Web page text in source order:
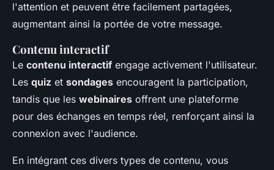
l'attention et peuvent être facilement partagées,
augmentant ainsi la portée de votre message.
Contenu interactif
Le contenu interactif engage activement l'utilisateur.
Les quiz et sondages encouragent la participation,
tandis que les webinaires offrent une plateforme
pour des échanges en temps réel, renforçant ainsi la
connexion avec l'audience.
En intégrant ces divers types de contenu, vous